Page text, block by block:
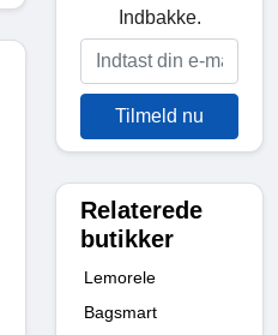
Indbakke.
Tilmeld nu
Relaterede
butikker
Lemorele
Bagsmart